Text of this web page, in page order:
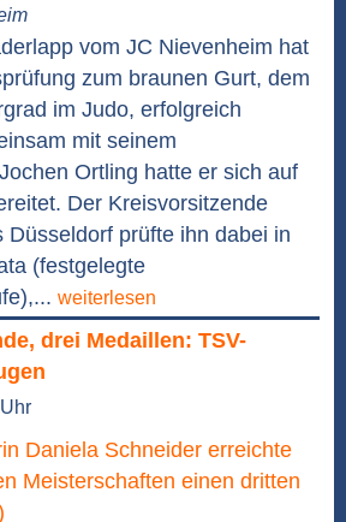
vom JC Nievenheim hat
zum braunen Gurt, dem
im Judo, erfolgreich
mit seinem
Ortling hatte er sich auf
Der Kreisvorsitzende
Düsseldorf prüfte ihn dabei in
(festgelegte
weiterlesen
drei Medaillen: TSV-